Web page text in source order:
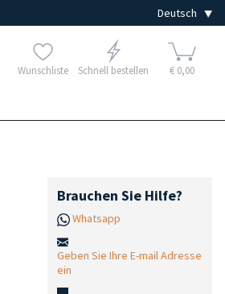
Wunschliste Schnell bestellen € 0,00
Brauchen Sie Hilfe?
Whatsapp
Geben Sie Ihre E-mail Adresse
ein